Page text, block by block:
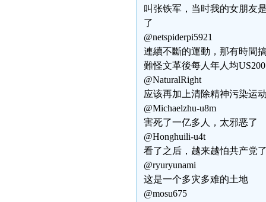
叫张铁军，当时我的女朋友
了
@netspiderpi5921
連續不斷的運動，那有時間
難怪文革後每人年人均
@NaturalRight
应该再加上清除精神污染运
@Michaelzhu-u8m
害死了一亿多人，太邪恶了
@Honghuili-u4t
看了之后，越来越怕共产党
@ryuryunami
这是一个多灾多难的土地
@mosu675